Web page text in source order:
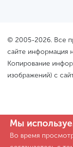
© 2005-2026. Все
сайте информация
Копирование
изображений) с
Мы
Во время